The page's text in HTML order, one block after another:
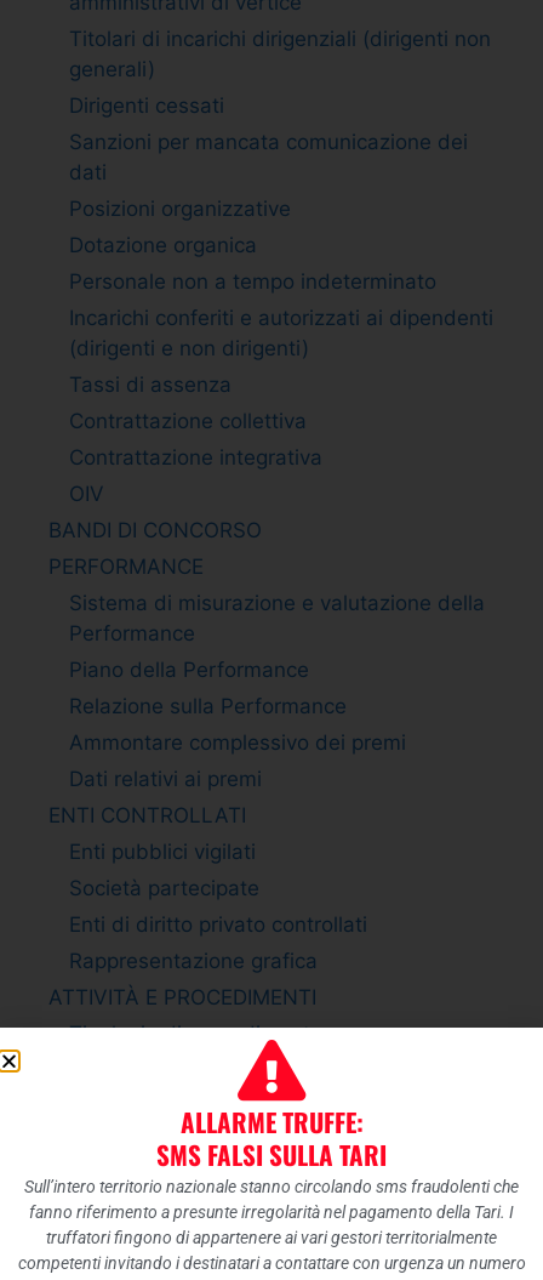
Titolari di incarichi dirigenziali (dirigenti non
generali)
Dirigenti cessati
Sanzioni per mancata comunicazione dei
dati
Posizioni organizzative
Dotazione organica
Personale non a tempo indeterminato
Incarichi conferiti e autorizzati ai dipendenti
(dirigenti e non dirigenti)
Tassi di assenza
Contrattazione collettiva
Contrattazione integrativa
OIV
BANDI DI CONCORSO
PERFORMANCE
Sistema di misurazione e valutazione della
Performance
Piano della Performance
Relazione sulla Performance
Ammontare complessivo dei premi
Dati relativi ai premi
ENTI CONTROLLATI
Enti pubblici vigilati
Società partecipate
Enti di diritto privato controllati
Rappresentazione grafica
ATTIVITÀ E PROCEDIMENTI
Tipologie di procedimento
Dichiarazioni sostitutive e acquisizione
PROVVEDIMENTI
Provvedimenti organi indirizzo politico
Provvedimenti dirigenti amministrativi
CONTROLLI SULLE IMPRESE
ALLARME TRUFFE:
SMS FALSI SULLA TARI
Sull’intero territorio nazionale stanno circolando sms fraudolenti che
fanno riferimento a presunte irregolarità nel pagamento della Tari. I
truffatori fingono di appartenere ai vari gestori territorialmente
competenti invitando i destinatari a contattare con urgenza un numero